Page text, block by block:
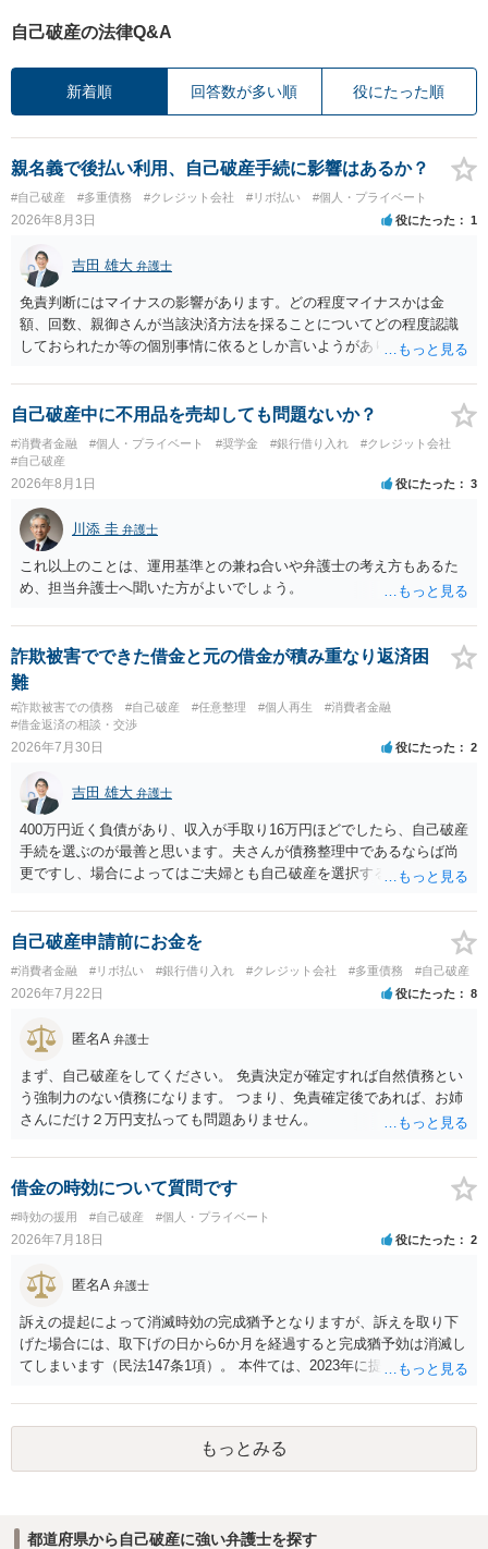
自己破産の法律Q&A
新着順 回答数が多い順 役にたった順
親名義で後払い利用、自己破産手続に影響はあるか？
#自己破産 #多重債務 #クレジット会社 #リボ払い #個人・プライベート
2026年8月3日 役にたった 1
吉田 雄大 弁護士
免責判断にはマイナスの影響があります。どの程度マイナスかは金
額、回数、親御さんが当該決済方法を採ることについてどの程度認識
しておられたか等の個別事情に依るとしか言いようがありません。 と
なって相談し、善後策を考えることをお勧めします。
自己破産中に不用品を売却しても問題ないか？
#消費者金融 #個人・プライベート #奨学金 #銀行借り入れ
#クレジット会社
#自己破産
2026年8月1日 役にたった 3
川添 圭 弁護士
これ以上のことは、運用基準との兼ね合いや弁護士の考え方もあるた
め、担当弁護士へ聞いた方がよいでしょう。
詐欺被害でできた借金と元の借金が積み重なり返済困
難
#詐欺被害での債務 #自己破産 #任意整理 #個人再生
#消費者金融
#借金返済の相談・交渉
2026年7月30日 役にたった 2
吉田 雄大 弁護士
400万円近く負債があり、収入が手取り16万円ほどでしたら、自己破産
手続を選ぶのが最善と思います。夫さんが債務整理中であるならば尚
更ですし、場合によってはご夫婦とも自己破産を選択する方法もある
自己破産申請前にお金を
#消費者金融 #リボ払い #銀行借り入れ #クレジット会社 #多重債務 #自己破産
2026年7月22日 役にたった 8
匿名A 弁護士
まず、自己破産をしてください。 免責決定が確定すれば自然債務とい
う強制力のない債務になります。 つまり、免責確定後であれば、お姉
さんにだけ２万円支払っても問題ありません。
借金の時効について質問です
#時効の援用 #自己破産 #個人・プライベート
2026年7月18日 役にたった 2
匿名A 弁護士
訴えの提起によって消滅時効の完成猶予となりますが、訴えを取り下
げた場合には、取下げの日から6か月を経過すると完成猶予効は消滅し
てしまいます（民法147条1項）。 本件ては、2023年に提訴された債権
権者については取下げ日から6か月以内に再提訴しなければやはり時効
は更新しないことになります。ただし、消滅時効の起算点は、不払い
日ではなく期限の利益喪失日（通常は所定の分割の支払期日から1～2
か月程度経過しても支払いがなければ一括返済可能という契約になっ
もっとみる
都道府県から自己破産に強い弁護士を探す